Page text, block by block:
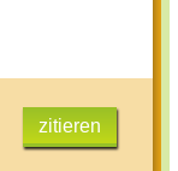
zitieren